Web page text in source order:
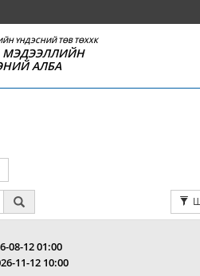
ҮНДЭСНИЙ ТӨВ ТӨХХК
АЛБА
08-12 01:00
11-12 10:00